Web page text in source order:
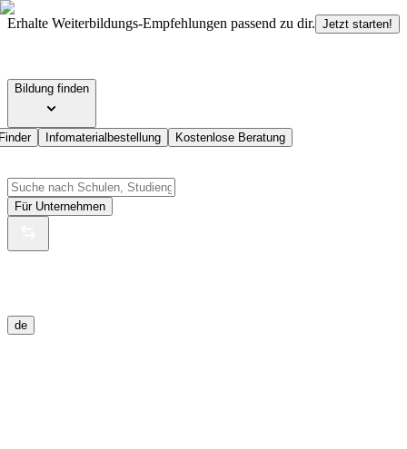
Erhalte Weiterbildungs-Empfehlungen passend zu dir. Jetzt starten!
Bildung finden
Infomaterialbestellung Kostenlose Beratung
Für Unternehmen
de